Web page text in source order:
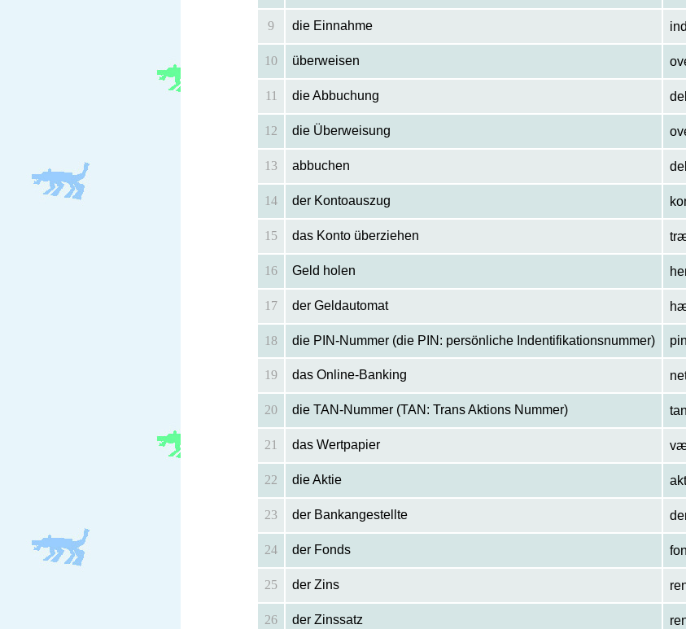
9 die Einnahme
10 überweisen
11 die Abbuchung
12 die Überweisung
13 abbuchen
14 der Kontoauszug
15 das Konto überziehen
16 Geld holen
17 der Geldautomat
18 die PIN-Nummer (die PIN: persönliche Indentifikationsnummer)
19 das Online-Banking
20 die TAN-Nummer (TAN: Trans Aktions Nummer)
21 das Wertpapier
22 die Aktie
23 der Bankangestellte
24 der Fonds
25 der Zins
26 der Zinssatz